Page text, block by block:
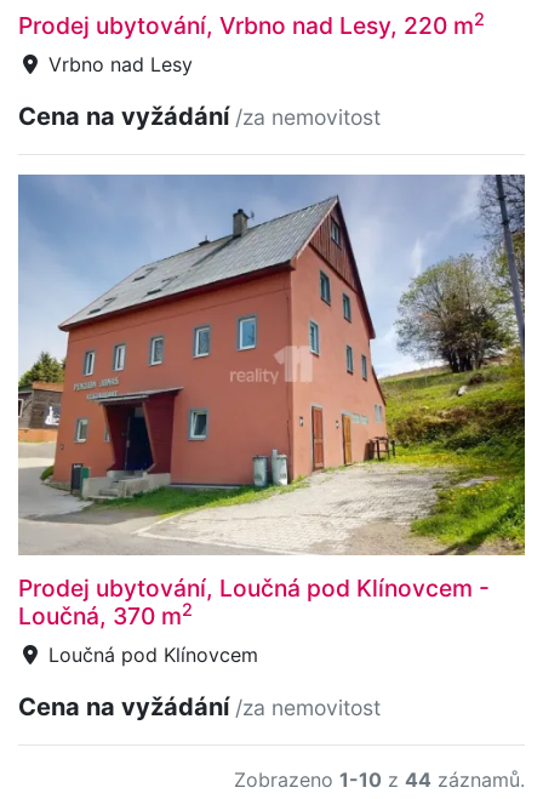
Prodej ubytování, Vrbno nad Lesy, 220 m2
Vrbno nad Lesy
Cena na vyžádání /za nemovitost
Prodej ubytování, Loučná pod Klínovcem -
Loučná, 370 m2
Loučná pod Klínovcem
Cena na vyžádání /za nemovitost
Zobrazeno 1-10 z 44 záznamů.